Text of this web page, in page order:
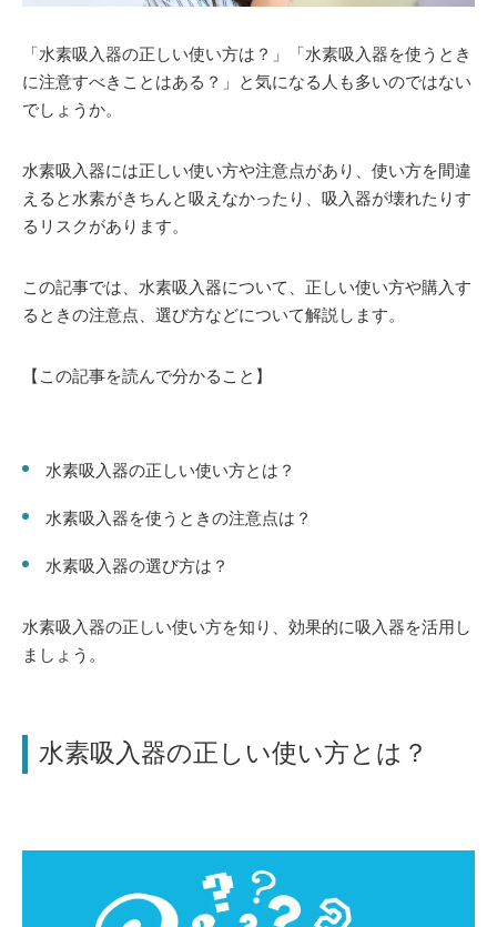
「水素吸入器の正しい使い方は？」「水素吸入器を使うとき
に注意すべきことはある？」と気になる人も多いのではない
でしょうか。
水素吸入器には正しい使い方や注意点があり、使い方を間違
えると水素がきちんと吸えなかったり、吸入器が壊れたりす
るリスクがあります。
この記事では、水素吸入器について、正しい使い方や購入す
るときの注意点、選び方などについて解説します。
【この記事を読んで分かること】
水素吸入器の正しい使い方とは？
水素吸入器を使うときの注意点は？
水素吸入器の選び方は？
水素吸入器の正しい使い方を知り、効果的に吸入器を活用し
ましょう。
水素吸入器の正しい使い方とは？